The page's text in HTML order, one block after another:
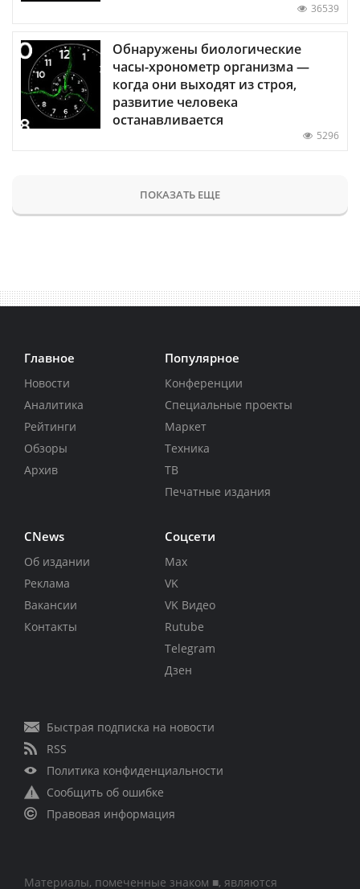
36539
Обнаружены биологические
часы-хронометр организма —
когда они выходят из строя,
развитие человека
останавливается
5296
ПОКАЗАТЬ ЕЩЕ
Главное
Новости
Аналитика
Рейтинги
Обзоры
Архив
Популярное
Конференции
Специальные проекты
Маркет
Техника
ТВ
Печатные издания
CNews
Об издании
Реклама
Вакансии
Контакты
Соцсети
Max
VK
VK Видео
Rutube
Telegram
Дзен
Быстрая подписка на новости
RSS
Политика конфиденциальности
Сообщить об ошибке
Правовая информация
Материалы, помеченные знаком ■, являются